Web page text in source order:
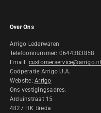
Over Ons
Arrigo Lederwaren
Telefoonnummer: 0644383858
Email: customerservice@arrigo.nl
Coöperatie Arrigo U.A.
Website:Arrigo
Ons vestigingsadres:
Arduinstraat 15
4827 HK Breda